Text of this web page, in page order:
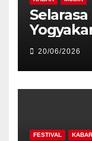
Koplo,
Siap
20/06/2026
FESTIVAL KABAR